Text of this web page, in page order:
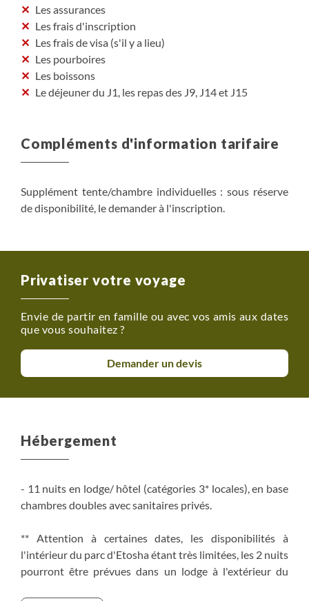
Les assurances
Les frais d'inscription
Les frais de visa (s'il y a lieu)
Les pourboires
Les boissons
Le déjeuner du J1, les repas des J9, J14 et J15
Compléments d'information tarifaire
Supplément tente/chambre individuelles : sous réserve
de disponibilité, le demander à l'inscription.
Privatiser votre voyage
Envie de partir en famille ou avec vos amis aux dates
que vous souhaitez ?
Demander un devis
Hébergement
- 11 nuits en lodge/ hôtel (catégories 3* locales), en base
chambres doubles avec sanitaires privés.
** Attention à certaines dates, les disponibilités à
l'intérieur du parc d'Etosha étant très limitées, les 2 nuits
pourront être prévues dans un lodge à l'extérieur du